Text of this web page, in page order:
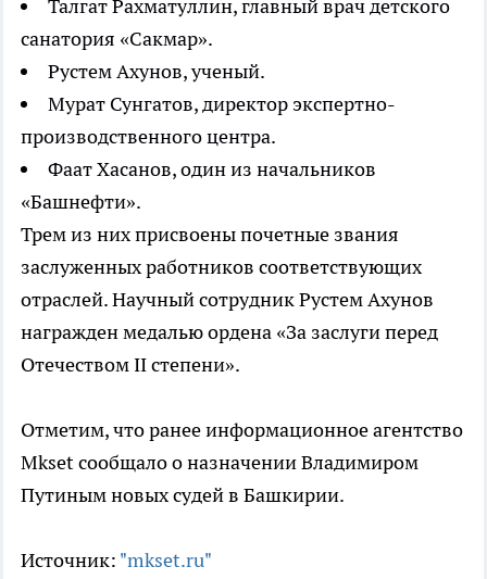
Талгат Рахматуллин, главный врач детского
санатория «Сакмар».
Рустем Ахунов, ученый.
Мурат Сунгатов, директор экспертно-
производственного центра.
Фаат Хасанов, один из начальников
«Башнефти».
Трем из них присвоены почетные звания
заслуженных работников соответствующих
отраслей. Научный сотрудник Рустем Ахунов
награжден медалью ордена «За заслуги перед
Отечеством II степени».
Отметим, что ранее информационное агентство
Mkset сообщало о назначении Владимиром
Путиным новых судей в Башкирии.
Источник: "mkset.ru"